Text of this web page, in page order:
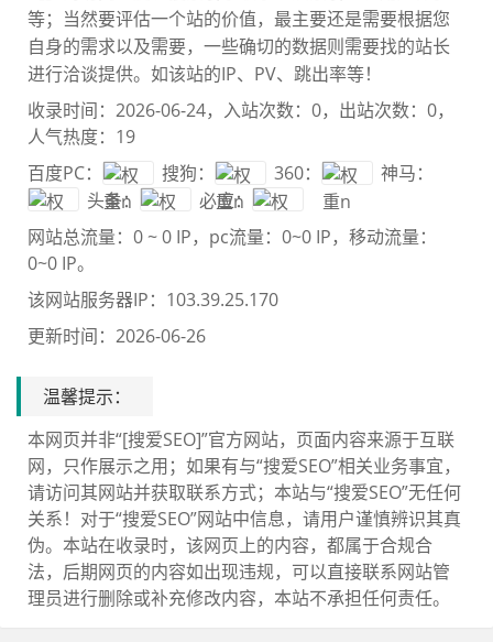
等；当然要评估一个站的价值，最主要还是需要根据您
自身的需求以及需要，一些确切的数据则需要找的站长
进行洽谈提供。如该站的IP、PV、跳出率等！
收录时间：2026-06-24，入站次数：0，出站次数：0，
人气热度：19
百度PC：
搜狗： 360：
神马：
头条：
必应：
网站总流量： 0 ~ 0 IP，pc流量： 0~0 IP，移动流量：
0~0 IP。
该网站服务器IP：103.39.25.170
更新时间：2026-06-26
温馨提示：
本网页并非“[搜爱SEO]”官方网站，页面内容来源于互联
网，只作展示之用；如果有与“搜爱SEO”相关业务事宜，
请访问其网站并获取联系方式；本站与“搜爱SEO”无任何
关系！对于“搜爱SEO”网站中信息，请用户谨慎辨识其真
伪。本站在收录时，该网页上的内容，都属于合规合
法，后期网页的内容如出现违规，可以直接联系网站管
理员进行删除或补充修改内容，本站不承担任何责任。